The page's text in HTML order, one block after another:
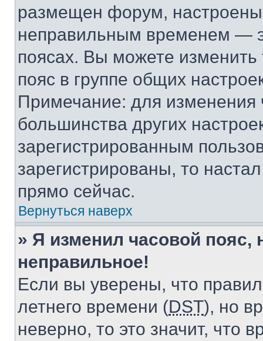
размещен форум, настроены
неправильным временем —
поясах. Вы можете изменить
пояс в группе общих
Примечание: для изменения
большинства других
зарегистрированным
зарегистрированы, то
прямо сейчас.
Вернуться наверх
» Я изменил часовой пояс,
неправильное!
Если вы уверены, что
летнего времени (DST), но
неверно, то это значит, что